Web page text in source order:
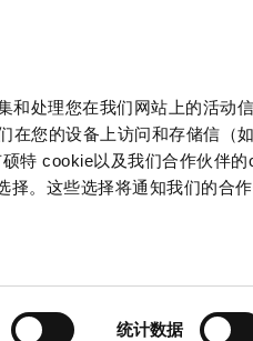
和处理您在我们网站上的活动
在您的设备上访问和存储信（
特 cookie以及我们合作伙伴
择。这些选择将通知我们的合
统计数据